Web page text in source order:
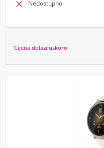
 Nedostupno
Cijena dolazi uskoro